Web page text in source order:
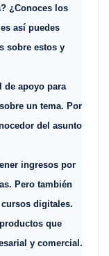
¿Conoces los
así puedes
sobre estos y
de apoyo para
un tema. Por
del asunto
ingresos por
Pero también
digitales.
que
y comercial.